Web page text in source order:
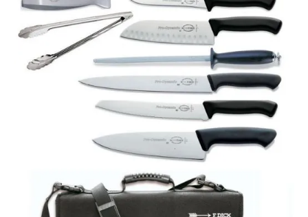
end
the
gallery